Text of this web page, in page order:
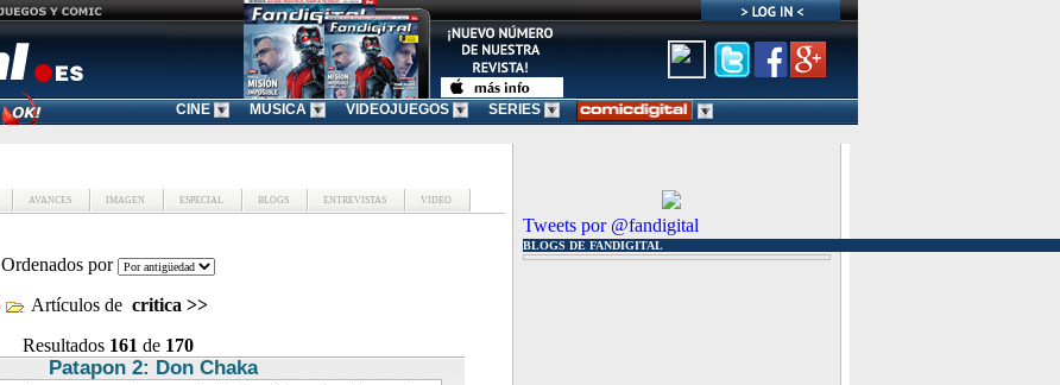
CINE MUSICA VIDEOJUEGOS SERIES
AVANCES IMAGEN ESPECIAL BLOGS ENTREVISTAS VIDEO
Ordenados por
Artículos de critica >>
Resultados 161 de 170
Patapon 2: Don Chaka
Tweets por @fandigital
BLOGS DE FANDIGITAL